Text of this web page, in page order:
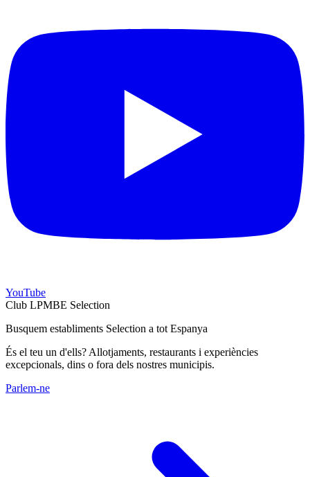
YouTube
Club LPMBE Selection
Busquem establiments Selection a tot Espanya
És el teu un d'ells? Allotjaments, restaurants i experiències
excepcionals, dins o fora dels nostres municipis.
Parlem-ne